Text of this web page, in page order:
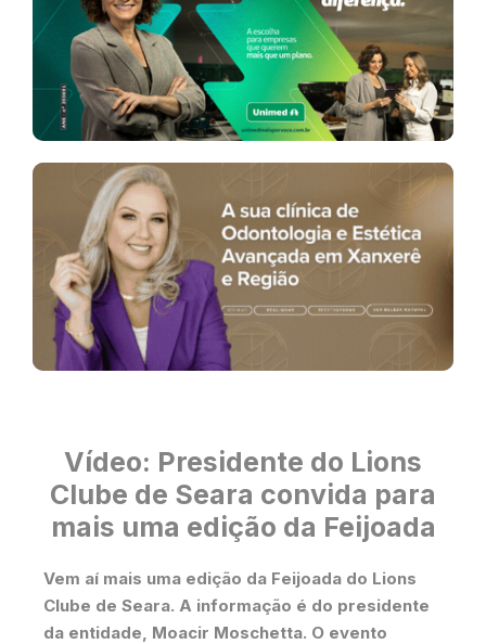
Vídeo: Presidente do Lions
Clube de Seara convida para
mais uma edição da Feijoada
Vem aí mais uma edição da Feijoada do Lions
Clube de Seara. A informação é do presidente
da entidade, Moacir Moschetta. O evento